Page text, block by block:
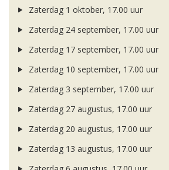
Zaterdag 1 oktober, 17.00 uur
Zaterdag 24 september, 17.00 uur
Zaterdag 17 september, 17.00 uur
Zaterdag 10 september, 17.00 uur
Zaterdag 3 september, 17.00 uur
Zaterdag 27 augustus, 17.00 uur
Zaterdag 20 augustus, 17.00 uur
Zaterdag 13 augustus, 17.00 uur